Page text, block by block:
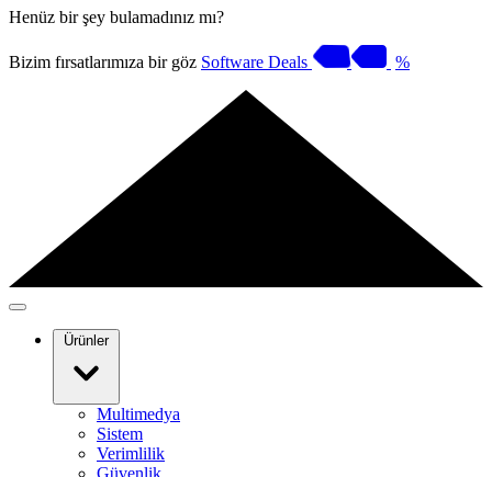
Henüz bir şey bulamadınız mı?
Bizim fırsatlarımıza bir göz Software Deals %
Ürünler
Multimedya
Sistem
Verimlilik